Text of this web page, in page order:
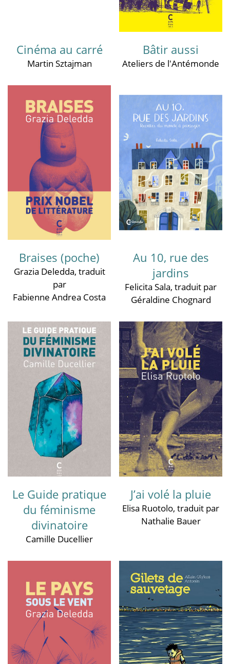
Cinéma au carré
Martin Sztajman
Bâtir aussi
Ateliers de l'Antémonde
Braises (poche)
Grazia Deledda, traduit
par
Fabienne Andrea Costa
Au 10, rue des
jardins
Felicita Sala, traduit par
Géraldine Chognard
Le Guide pratique
du féminisme
divinatoire
Camille Ducellier
J’ai volé la pluie
Elisa Ruotolo, traduit par
Nathalie Bauer